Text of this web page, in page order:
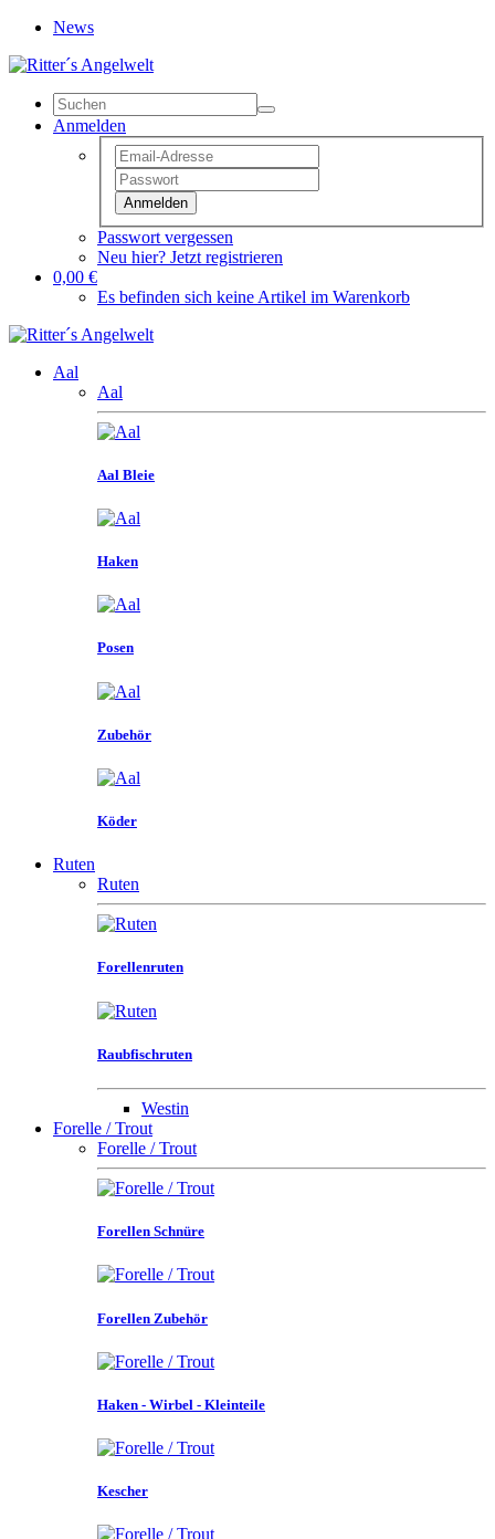
News
Anmelden
Anmelden
Passwort vergessen
Neu hier? Jetzt registrieren
0,00 €
Es befinden sich keine Artikel im Warenkorb
Aal
Aal
Aal Bleie
Haken
Posen
Zubehör
Köder
Ruten
Ruten
Forellenruten
Raubfischruten
Westin
Forelle / Trout
Forelle / Trout
Forellen Schnüre
Forellen Zubehör
Haken - Wirbel - Kleinteile
Kescher